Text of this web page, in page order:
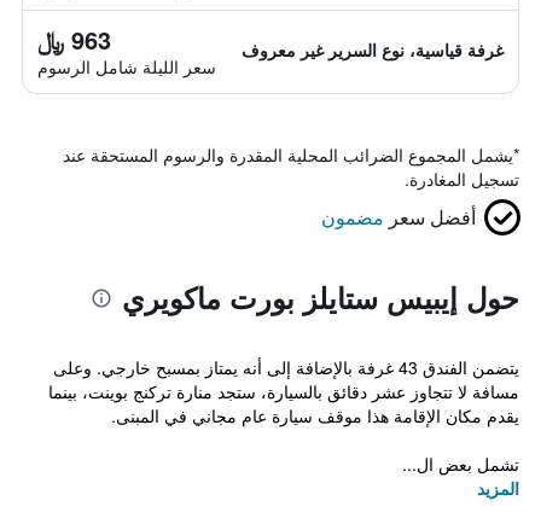
غرفة قياسية، نوع السرير غير معروف 963 ﷼
سعر الليلة شامل الرسوم
*يشمل المجموع الضرائب المحلية المقدرة والرسوم المستحقة عند
تسجيل المغادرة.
أفضل سعر مضمون
حول إيبيس ستايلز بورت ماكويري
يتضمن الفندق 43 غرفة بالإضافة إلى أنه يمتاز بمسبح خارجي. وعلى
مسافة لا تتجاوز عشر دقائق بالسيارة، ستجد منارة تركنج بوينت، بينما
يقدم مكان الإقامة هذا موقف سيارة عام مجاني في المبنى.
تشمل بعض ال...
المزيد